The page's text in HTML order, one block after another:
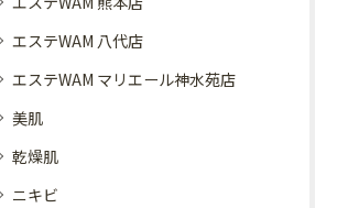
エステWAM 八代店
エステWAM マリエール神水苑店
美肌
乾燥肌
ニキビ